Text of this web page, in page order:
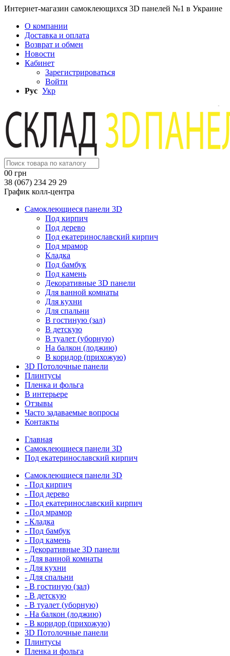
Интернет-магазин самоклеющихся 3D панелей №1 в Украине
О компании
Доставка и оплата
Возврат и обмен
Новости
Кабинет
Зарегистрироваться
Войти
Рус Укр
00 грн
38 (067) 234 29 29
График колл-центра
Самоклеющиеся панели 3D
Под кирпич
Под дерево
Под екатеринославский кирпич
Под мрамор
Кладка
Под бамбук
Под камень
Декоративные 3D панели
Для ванной комнаты
Для кухни
Для спальни
В гостиную (зал)
В детскую
В туалет (уборную)
На балкон (лоджию)
В коридор (прихожую)
3D Потолочные панели
Плинтусы
Пленка и фольга
В интерьере
Отзывы
Часто задаваемые вопросы
Контакты
Главная
Самоклеющиеся панели 3D
Под екатеринославский кирпич
Самоклеющиеся панели 3D
- Под кирпич
- Под дерево
- Под екатеринославский кирпич
- Под мрамор
- Кладка
- Под бамбук
- Под камень
- Декоративные 3D панели
- Для ванной комнаты
- Для кухни
- Для спальни
- В гостиную (зал)
- В детскую
- В туалет (уборную)
- На балкон (лоджию)
- В коридор (прихожую)
3D Потолочные панели
Плинтусы
Пленка и фольга